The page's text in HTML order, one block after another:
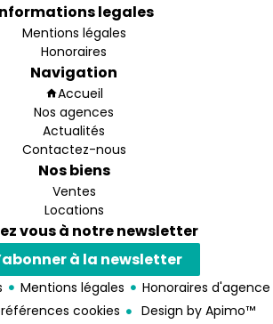
legales
Mentions légales
Honoraires
Navigation
Accueil
Nos agences
Actualités
Contactez-nous
Nos biens
Ventes
Locations
vous à notre newsletter
à la newsletter
Mentions légales
Honoraires d'agence
cookies
Design by Apimo™